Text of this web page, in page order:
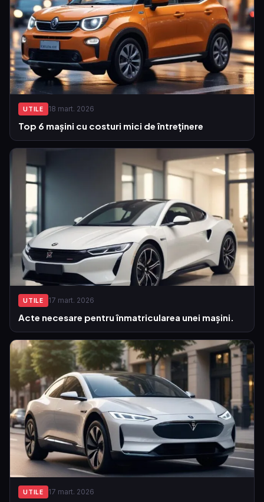
UTILE 18 mart. 2026
Top 6 mașini cu costuri mici de întreținere
UTILE 17 mart. 2026
Acte necesare pentru înmatricularea unei mașini.
UTILE 17 mart. 2026